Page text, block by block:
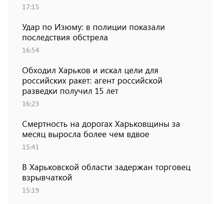
17:15
Удар по Изюму: в полиции показали
последствия обстрела
16:54
Обходил Харьков и искал цели для
российских ракет: агент российской
разведки получил 15 лет
16:23
Смертность на дорогах Харьковщины за
месяц выросла более чем вдвое
15:41
В Харьковской области задержан торговец
взрывчаткой
15:19